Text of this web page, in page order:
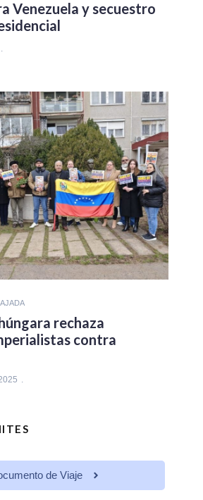
Venezuela y secuestro
rechaza
contra
de Viaje